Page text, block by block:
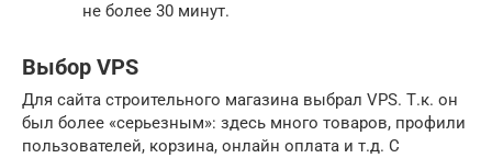
не более 30 минут.
Выбор VPS
Для сайта строительного магазина выбрал VPS. Т.к. он
был более «серьезным»: здесь много товаров, профили
пользователей, корзина, онлайн оплата и т.д. С